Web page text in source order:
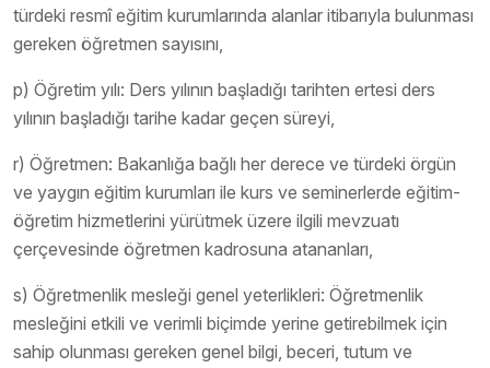
türdeki resmî eğitim kurumlarında alanlar itibarıyla bulunması
gereken öğretmen sayısını,
p) Öğretim yılı: Ders yılının başladığı tarihten ertesi ders
yılının başladığı tarihe kadar geçen süreyi,
r) Öğretmen: Bakanlığa bağlı her derece ve türdeki örgün
ve yaygın eğitim kurumları ile kurs ve seminerlerde eğitim-
öğretim hizmetlerini yürütmek üzere ilgili mevzuatı
çerçevesinde öğretmen kadrosuna atananları,
s) Öğretmenlik mesleği genel yeterlikleri: Öğretmenlik
mesleğini etkili ve verimli biçimde yerine getirebilmek için
sahip olunması gereken genel bilgi, beceri, tutum ve